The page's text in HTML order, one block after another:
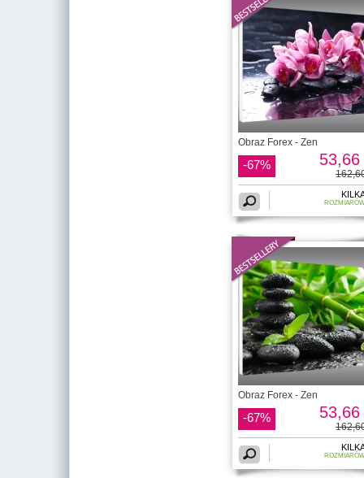
Obraz Forex - Zen
-67% 53,66
Obraz Forex - Zen
-67% 53,66